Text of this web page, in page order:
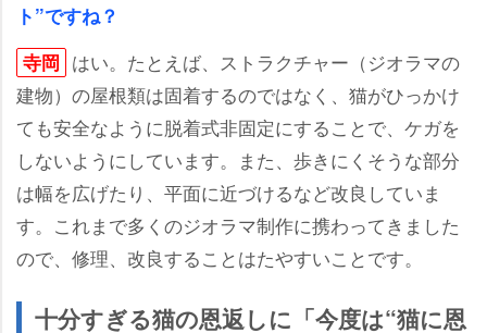
ト”ですね？
寺岡 はい。たとえば、ストラクチャー（ジオラマの
建物）の屋根類は固着するのではなく、猫がひっかけ
ても安全なように脱着式非固定にすることで、ケガを
しないようにしています。また、歩きにくそうな部分
は幅を広げたり、平面に近づけるなど改良していま
す。これまで多くのジオラマ制作に携わってきました
ので、修理、改良することはたやすいことです。
十分すぎる猫の恩返しに「今度は“猫に恩